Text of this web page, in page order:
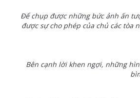
Để chụp được những bức ảnh ấn
được sự cho phép của chủ các tòa
Bên cạnh lời khen ngợi, những